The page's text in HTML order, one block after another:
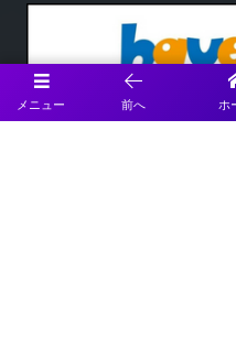
メニュー 前へ ホ